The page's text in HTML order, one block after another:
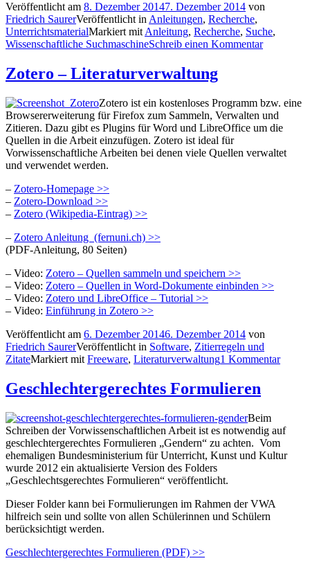
Veröffentlicht am 8. Dezember 20147. Dezember 2014 von
Friedrich SaurerVeröffentlicht in Anleitungen, Recherche,
UnterrichtsmaterialMarkiert mit Anleitung, Recherche, Suche,
Wissenschaftliche SuchmaschineSchreib einen Kommentar
Zotero – Literaturverwaltung
Zotero ist ein kostenloses Programm bzw. eine
Browsererweiterung für Firefox zum Sammeln, Verwalten und
Zitieren. Dazu gibt es Plugins für Word und LibreOffice um die
Quellen in die Arbeit einzufügen. Zotero ist ideal für
Vorwissenschaftliche Arbeiten bei denen viele Quellen verwaltet
und verwendet werden.
– Zotero-Homepage >>
– Zotero-Download >>
– Zotero (Wikipedia-Eintrag) >>
– Zotero Anleitung (fernuni.ch) >>
(PDF-Anleitung, 80 Seiten)
– Video: Zotero – Quellen sammeln und speichern >>
– Video: Zotero – Quellen in Word-Dokumente einbinden >>
– Video: Zotero und LibreOffice – Tutorial >>
– Video: Einführung in Zotero >>
Veröffentlicht am 6. Dezember 20146. Dezember 2014 von
Friedrich SaurerVeröffentlicht in Software, Zitierregeln und
ZitateMarkiert mit Freeware, Literaturverwaltung1 Kommentar
Geschlechtergerechtes Formulieren
Beim
Schreiben der Vorwissenschaftlichen Arbeit ist es notwendig auf
geschlechtergerechtes Formulieren „Gendern“ zu achten. Vom
ehemaligen Bundesministerium für Unterricht, Kunst und Kultur
wurde 2012 ein aktualisierte Version des Folders
„Geschlechtsgerechtes Formulieren“ veröffentlicht.
Dieser Folder kann bei Formulierungen im Rahmen der VWA
hilfreich sein und sollte von allen Schülerinnen und Schülern
berücksichtigt werden.
Geschlechtergerechtes Formulieren (PDF) >>